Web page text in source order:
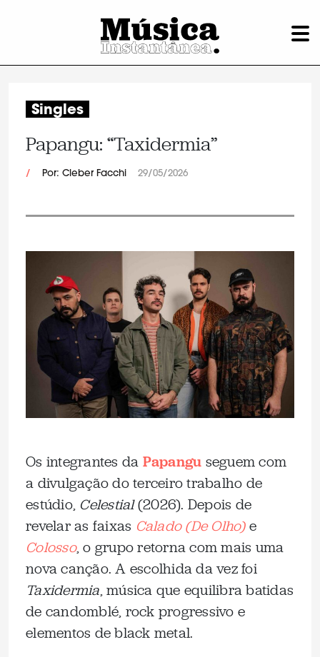
Singles
Papangu: “Taxidermia”
/ Por: Cleber Facchi 29/05/2026
Os integrantes da Papangu seguem com
a divulgação do terceiro trabalho de
estúdio, Celestial(2026). Depois de
revelar as faixas Calado (De Olho)e
Colosso, o grupo retorna com mais uma
nova canção. A escolhida da vez foi
Taxidermia, música que equilibra batidas
de candomblé, rock progressivo e
elementos de black metal.